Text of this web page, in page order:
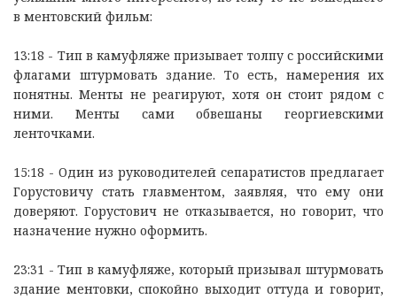
в ментовский фильм:
13:18 - Тип в камуфляже призывает толпу с российскими
флагами штурмовать здание. То есть, намерения их
понятны. Менты не реагируют, хотя он стоит рядом с
ними. Менты сами обвешаны георгиевскими
ленточками.
15:18 - Один из руководителей сепаратистов предлагает
Горустовичу стать главментом, заявляя, что ему они
доверяют. Горустович не отказывается, но говорит, что
назначение нужно оформить.
23:31 - Тип в камуфляже, который призывал штурмовать
здание ментовки, спокойно выходит оттуда и говорит,